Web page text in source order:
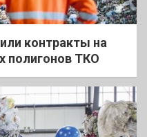
контракты на
полигонов ТКО